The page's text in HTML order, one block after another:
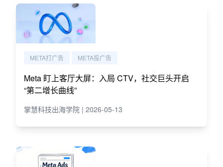
META打广告 META投广告
Meta 盯上客厅大屏：入局 CTV，社交巨头开启
“第二增长曲线”
掌慧科技出海学院 | 2026-05-13